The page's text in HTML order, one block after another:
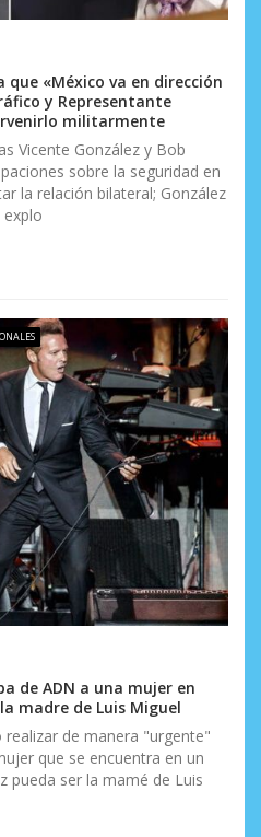
que «México va en dirección
y Representante
militarmente
Vicente González y Bob
sobre la seguridad en
la relación bilateral; González
de ADN a una mujer en
madre de Luis Miguel
realizar de manera "urgente"
que se encuentra en un
pueda ser la mamé de Luis